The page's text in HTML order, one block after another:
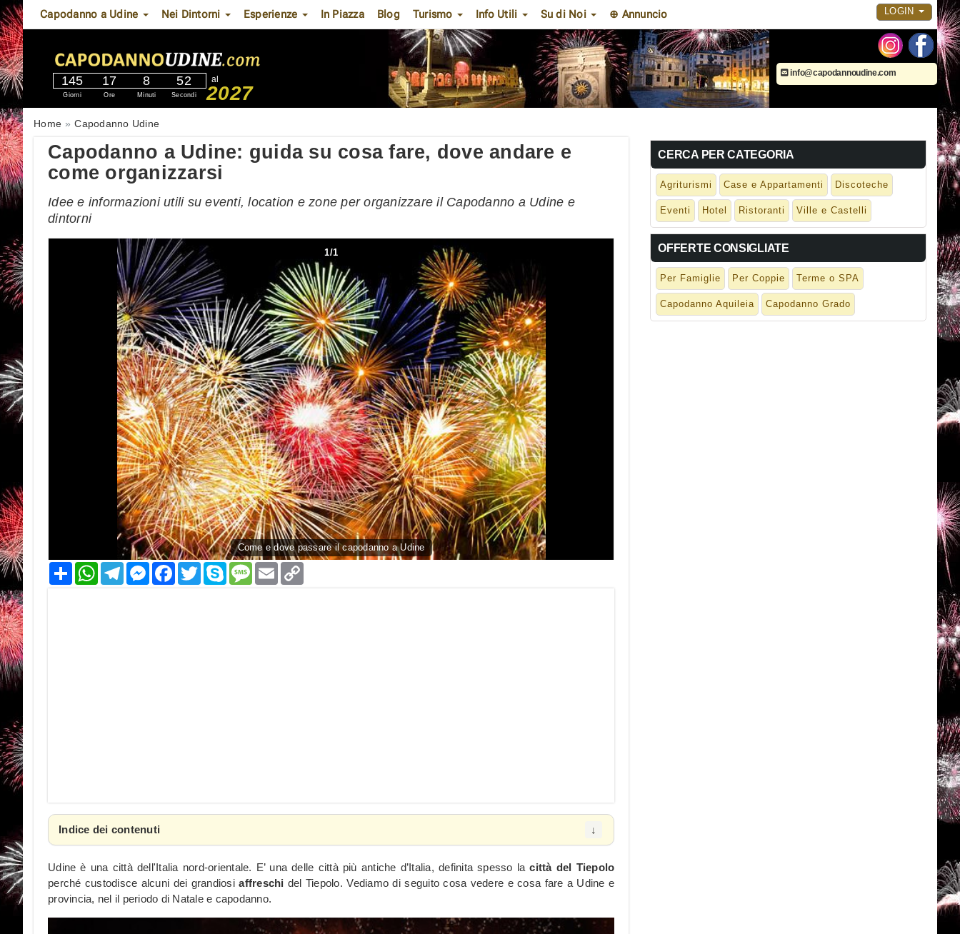
Capodanno a Udine Nei Dintorni Esperienze In Piazza Blog Turismo Info Utili Su di Noi ⊕ Annuncio LOGIN
145
Giorni
17
Ore
8
Minuti
50
Secondi
al
2027
info@capodannoudine.com
Home Capodanno Udine
Capodanno a Udine: guida su cosa fare, dove andare e
come organizzarsi
Idee e informazioni utili su eventi, location e zone per organizzare il Capodanno a Udine e
dintorni
1/1
Come e dove passare il capodanno a Udine
CondividiWhatsAppTelegramMessenger
Facebook
TwitterSkypeMessage
Email
Indice dei contenuti
Udine è una città dell'Italia nord-orientale. E’ una delle città più antiche d’Italia, definita spesso lacittà del Tiepolo
perché custodisce alcuni dei grandiosiaffreschi del Tiepolo. Vediamo di seguito cosa vedere e cosa fare a Udine e
provincia, nel il periodo di Natale e capodanno.
CERCA PER CATEGORIA
Agriturismi Case e Appartamenti Discoteche
Eventi Hotel Ristoranti Ville e Castelli
OFFERTE CONSIGLIATE
Per Famiglie Per Coppie Terme o SPA
Capodanno Aquileia Capodanno Grado